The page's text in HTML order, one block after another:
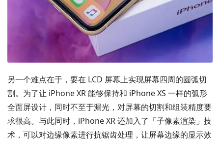
另一个难点在于，要在 LCD 屏幕上实现屏幕四周的圆弧切
割。为了让 iPhone XR 能够保持和 iPhone XS 一样的弧形
全面屏设计，同时不至于漏光，对屏幕的切割和组装精度要
求很高。与此同时，iPhone XR 还加入了「子像素渲染」技
术，可以对边缘像素进行抗锯齿处理，让屏幕边缘的显示效